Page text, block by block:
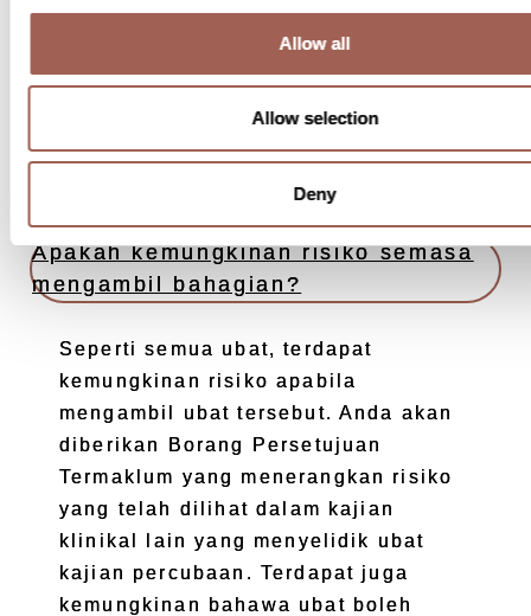
Allow all
Allow selection
Deny
bahawa anda akan menerima manfaat
perubatan daripada menyertai kajian
ini. Keadaan anda mungkin
bertambah baik, kekal sama atau
mungkin bertambah teruk.
Apakah kemungkinan risiko semasa
mengambil bahagian?
Seperti semua ubat, terdapat
kemungkinan risiko apabila
mengambil ubat tersebut. Anda akan
diberikan Borang Persetujuan
Termaklum yang menerangkan risiko
yang telah dilihat dalam kajian
klinikal lain yang menyelidik ubat
kajian percubaan. Terdapat juga
kemungkinan bahawa ubat boleh